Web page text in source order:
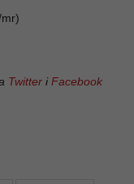
mr)
Twitter iFacebook